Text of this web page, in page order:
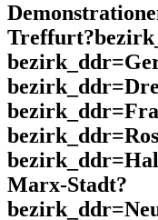
Marx-Stadt?